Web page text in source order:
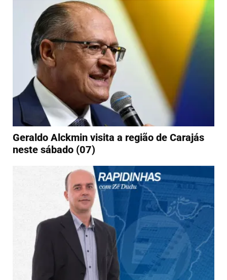
Geraldo Alckmin visita a região de Carajás
neste sábado (07)